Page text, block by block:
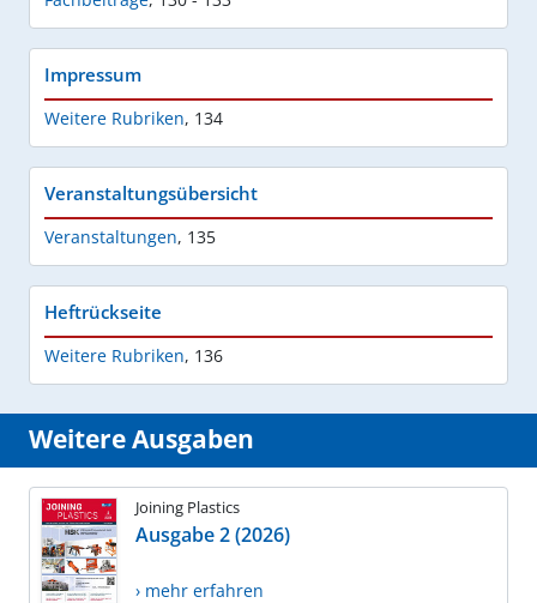
Impressum
Weitere Rubriken, 134
Veranstaltungsübersicht
Veranstaltungen, 135
Heftrückseite
Weitere Rubriken, 136
Weitere Ausgaben
Joining Plastics
Ausgabe 2 (2026)
› mehr erfahren